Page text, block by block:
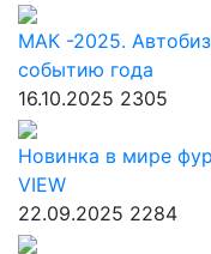
МАК -2025.
событию года
16.10.2025 2305
Новинка в мире
VIEW
22.09.2025 2284